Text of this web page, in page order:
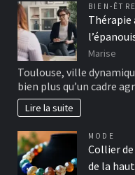
BIEN-ÊTRE
Thérapie
Marise
Toulouse, ville
bien plus qu’un cadre
Lire la suite
MODE
Collier
de la